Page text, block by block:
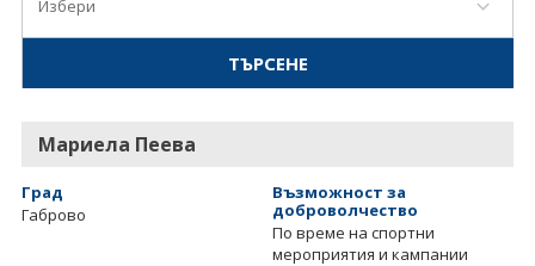
Мариела Пеева
Град
Габрово
Възможност за
доброволчество
По време на спортни
мероприятия и кампании